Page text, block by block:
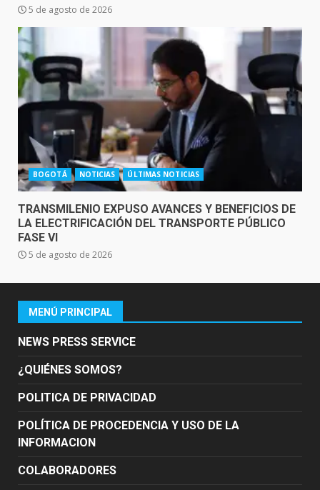
5 de agosto de 2026
BOGOTÁ NOTICIAS ÚLTIMAS NOTICIAS
TRANSMILENIO EXPUSO AVANCES Y BENEFICIOS DE
LA ELECTRIFICACIÓN DEL TRANSPORTE PÚBLICO
FASE VI
5 de agosto de 2026
MENÚ PRINCIPAL
NEWS PRESS SERVICE
¿QUIÉNES SOMOS?
POLITICA DE PRIVACIDAD
POLÍTICA DE PROCEDENCIA Y USO DE LA
INFORMACION
COLABORADORES